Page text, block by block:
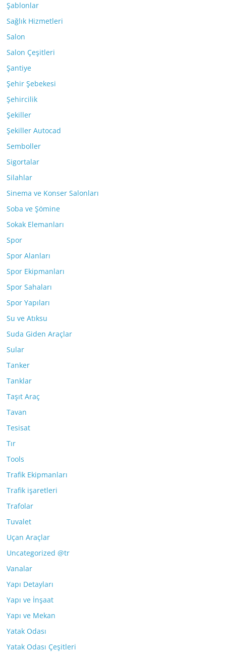
Şablonlar
Sağlık Hizmetleri
Salon
Salon Çeşitleri
Şantiye
Şehir Şebekesi
Şehircilik
Şekiller
Şekiller Autocad
Semboller
Sigortalar
Silahlar
Sinema ve Konser Salonları
Soba ve Şömine
Sokak Elemanları
Spor
Spor Alanları
Spor Ekipmanları
Spor Sahaları
Spor Yapıları
Su ve Atıksu
Suda Giden Araçlar
Sular
Tanker
Tanklar
Taşıt Araç
Tavan
Tesisat
Tır
Tools
Trafik Ekipmanları
Trafik işaretleri
Trafolar
Tuvalet
Uçan Araçlar
Uncategorized @tr
Vanalar
Yapı Detayları
Yapı ve İnşaat
Yapı ve Mekan
Yatak Odası
Yatak Odası Çeşitleri